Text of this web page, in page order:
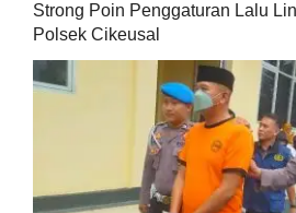
Strong Poin Penggaturan Lalu
Polsek Cikeusal